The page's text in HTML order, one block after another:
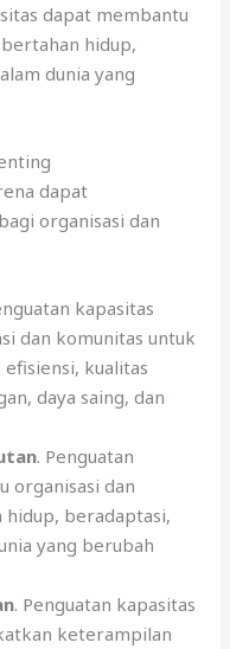
dapat membantu
hidup,
dunia yang
dapat
organisasi dan
kapasitas
dan komunitas untuk
kualitas
daya saing, dan
. Penguatan
organisasi dan
beradaptasi,
yang berubah
. Penguatan kapasitas
keterampilan